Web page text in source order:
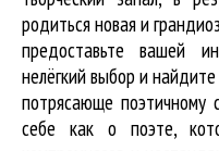
родиться новая и
предоставьте вашей
нелёгкий выбор и
потрясающе поэтичному
себе как о поэте,